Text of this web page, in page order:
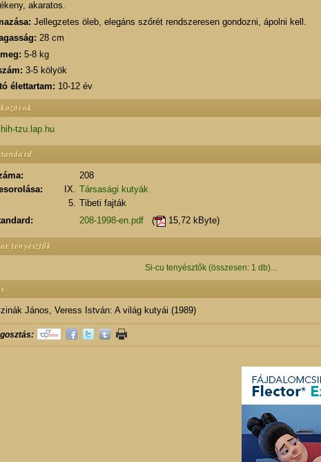
akaratos.
Jellegzetes öleb, elegáns szőrét rendszeresen gondozni, ápolni kell.
28 cm
5-8 kg
3-5 kölyök
élettartam: 10-12 év
tzu.lap.hu
208
IX. Társasági kutyák
5. Tibeti fajták
208-1998-en.pdf ( 15,72 kByte)
tenyésztők
Si-cu tenyésztők (összesen: 1 db)...
János, Veress István: A világ kutyái (1989)